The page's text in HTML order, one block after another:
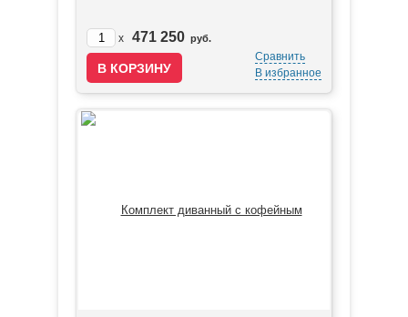
x 471 250 руб.
Сравнить
В избранное